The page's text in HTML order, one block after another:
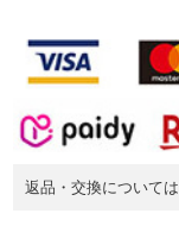
返品・交換については